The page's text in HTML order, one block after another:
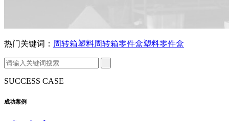
热门关键词： 周转箱塑料周转箱零件盒塑料零件盒
SUCCESS CASE
成功案例